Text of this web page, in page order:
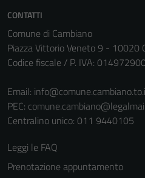
CONTATTI
Comune di Cambiano
Piazza Vittorio Veneto 9 - 10020
Codice fiscale / P. IVA:
Email:
PEC:
Centralino unico: 011 9440105
Leggi le FAQ
Prenotazione appuntamento